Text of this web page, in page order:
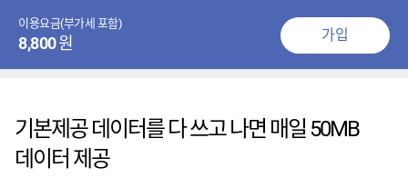
이용요금(부가세 포함)
8,800원 가입
기본제공 데이터를 다 쓰고 나면 매일 50MB
데이터 제공